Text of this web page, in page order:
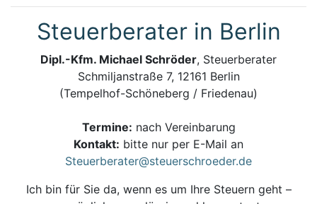
Steuerberater in Berlin
Dipl.-Kfm. Michael Schröder, Steuerberater
Schmiljanstraße 7, 12161 Berlin
(Tempelhof-Schöneberg / Friedenau)
Termine: nach Vereinbarung
Kontakt: bitte nur per E-Mail an
Steuerberater@steuerschroeder.de
Ich bin für Sie da, wenn es um Ihre Steuern geht –